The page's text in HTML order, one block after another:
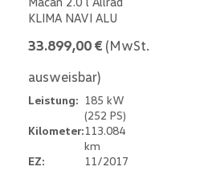
KLIMA NAVI ALU
33.899,00 € (MwSt.
ausweisbar)
Leistung: 185 kW
(252 PS)
Kilometer:113.084
km
EZ:
11/2017